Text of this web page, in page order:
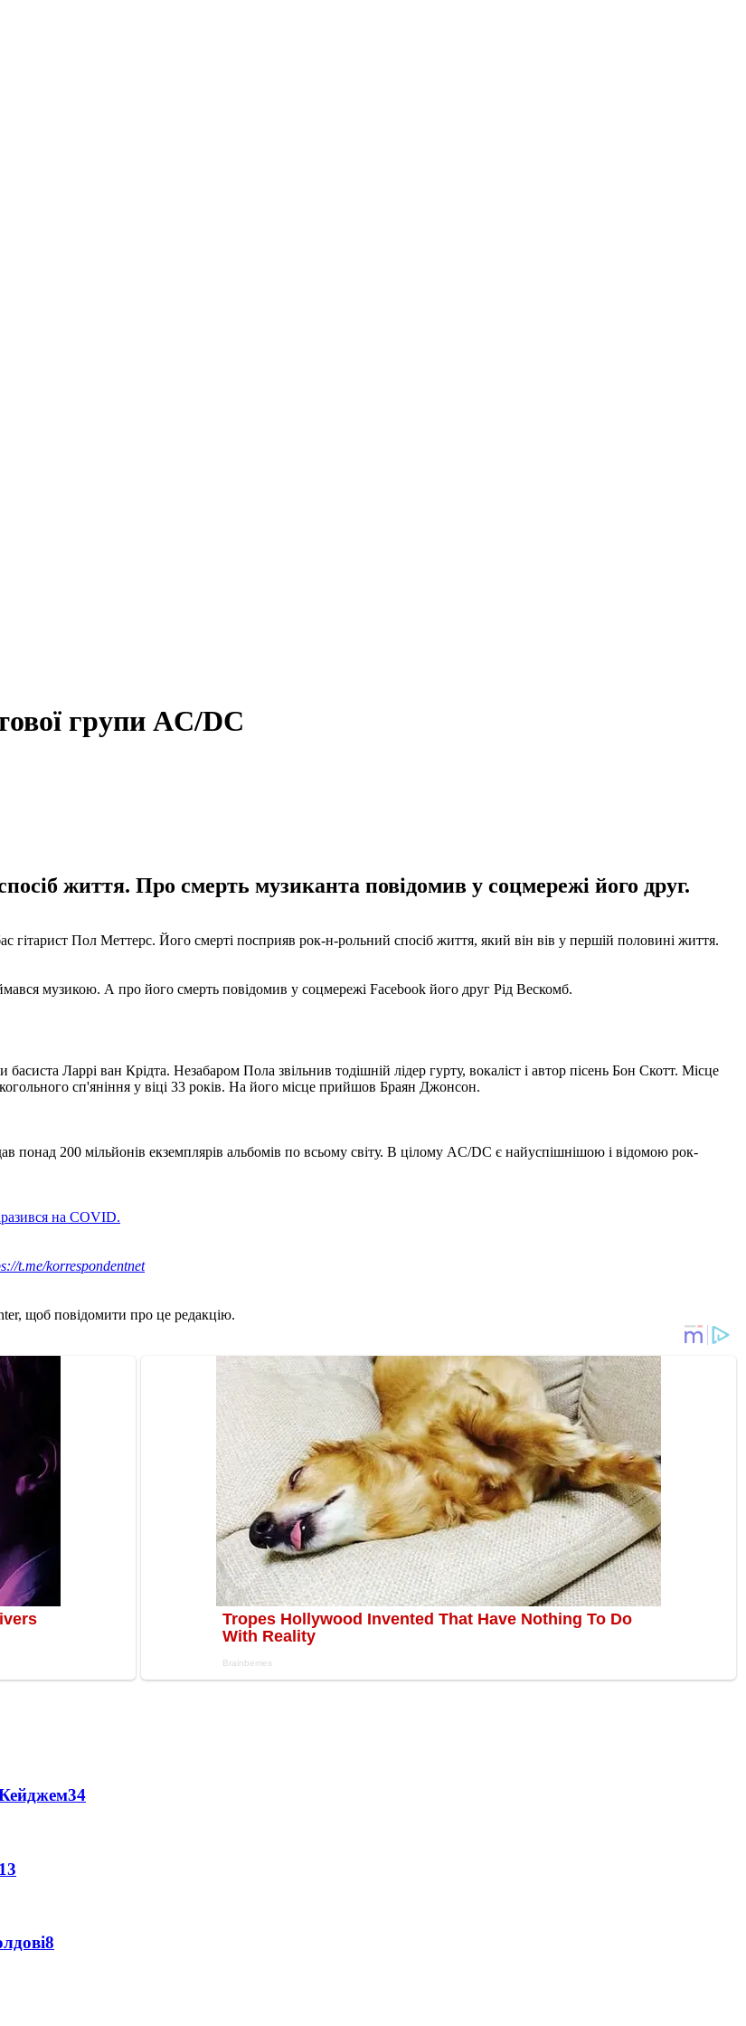
групи AC/DC
життя. Про смерть музиканта повідомив у соцмережі його друг.
гітарист Пол Меттерс. Його смерті посприяв рок-н-рольний спосіб життя, який він вів у першій половині життя.
музикою. А про його смерть повідомив у соцмережі Facebook його друг Рід Вескомб.
Ларрі ван Крідта. Незабаром Пола звільнив тодішній лідер гурту, вокаліст і автор пісень Бон Скотт. Місце
сп'яніння у віці 33 років. На його місце прийшов Браян Джонсон.
понад 200 мільйонів екземплярів альбомів по всьому світу. В цілому AC/DC є найуспішнішою і відомою рок-
на COVID.
t.me/korrespondentnet
щоб повідомити про це редакцію.
34
13
8